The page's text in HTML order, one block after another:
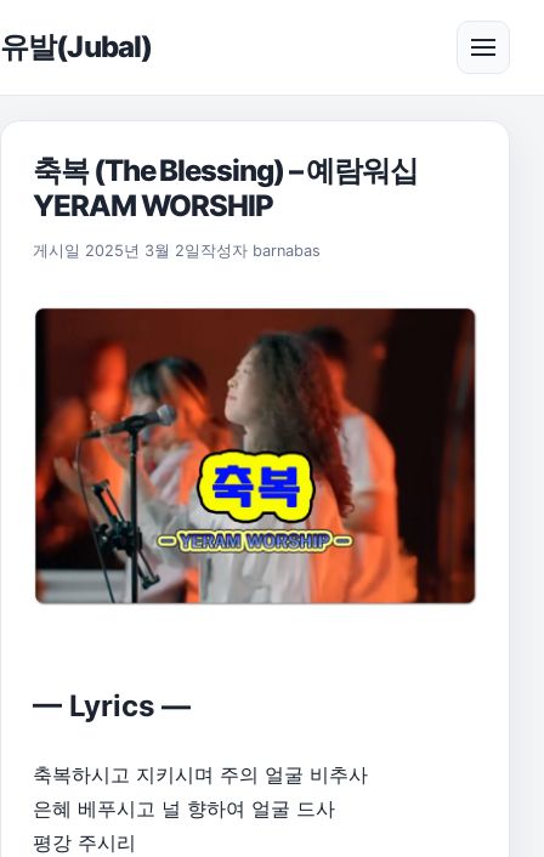
유발(Jubal) 메뉴
축복 (The Blessing) – 예람워십
YERAM WORSHIP
게시일 2025년 3월 2일 2025년 11월 17일
작성자 barnabas
— Lyrics —
축복하시고 지키시며 주의 얼굴 비추사
은혜 베푸시고 널 향하여 얼굴 드사
평강 주시리